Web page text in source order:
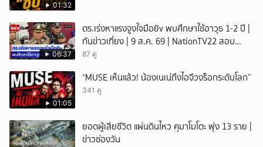
01:32
06:37
ตร.เร่งหาแรงจูงใจมือยิv พบศึกษาใช้อาวุธ 1-2 ปี |
ทันข่าวเที่ยง | 9 ส.ค. 69 | NationTV22 สอบ
พยานแล้ว 17 ปาก เร่งตรวจมือถือและหลักฐานที่
เพื่อน และสื่อโซเ
87 ดู
01:05
“MUSE เห็นแล้ว! น้องเนเน่ถึงไอจีวงร็อกระดับโลก”
341 ดู
ยอดผู้เสียชีวิต แผ่นดินไหว คุมาโมโตะ พุ่ง 13 ราย |
ข่าวช่องวัน